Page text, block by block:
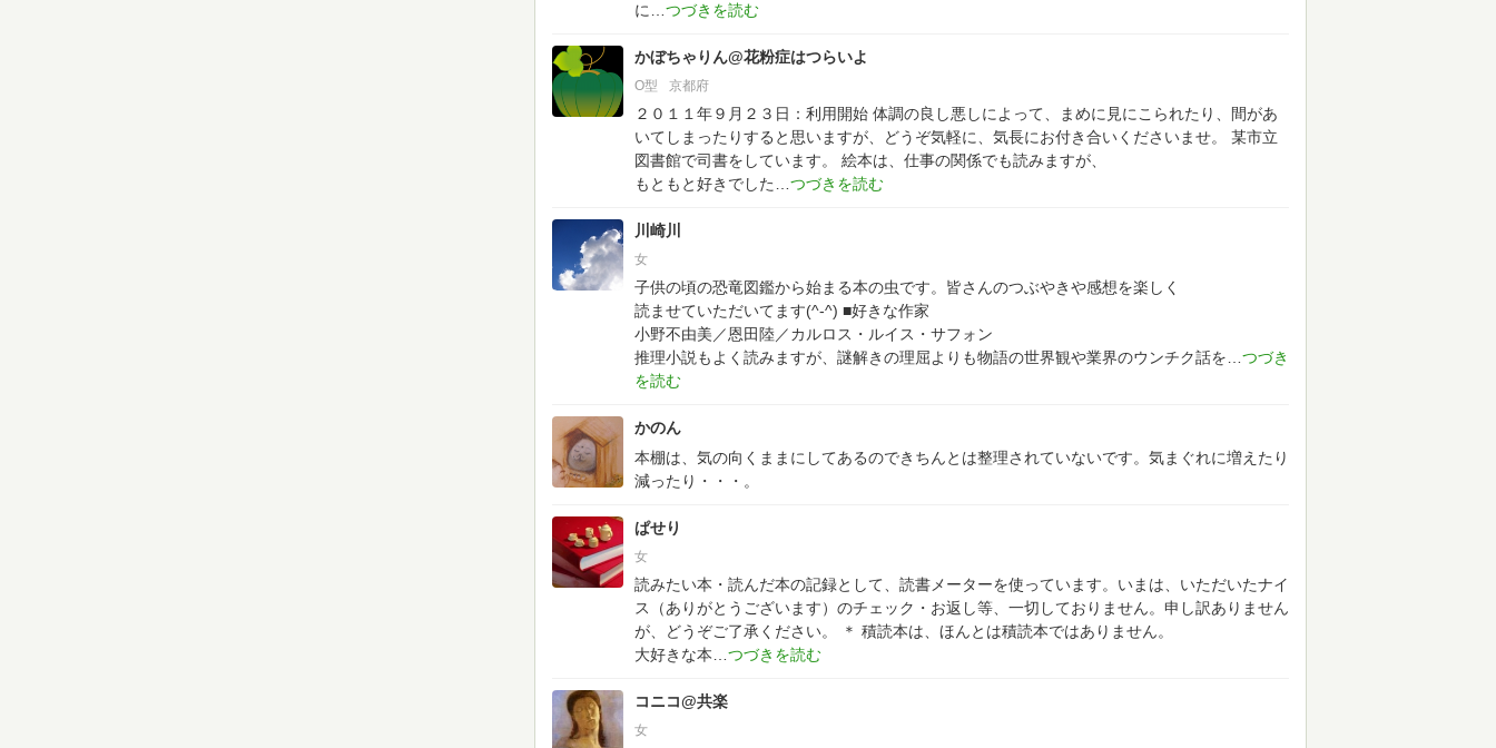
に
かぼちゃりん@花粉症はつらいよ
O型 京都府
２０１１年９月２３日：利用開始 体調の良し悪しによって、まめに見にこられたり、間があ
いてしまったりすると思いますが、どうぞ気軽に、気長にお付き合いくださいませ。
某市立
図書館で司書をしています。
絵本は、仕事の関係でも読みますが、
もともと好きでした
川崎川
女
子供の頃の恐竜図鑑から始まる本の虫です。皆さんのつぶやきや感想を楽しく
読ませていただいてます(^-^) ■好きな作家
小野不由美／恩田陸／カルロス・ルイス・サフォン
推理小説もよく読みますが、謎解きの理屈よりも物語の世界観や業界のウンチク話を
かのん
本棚は、気の向くままにしてあるのできちんとは整理されていないです。気まぐれに増えたり
減ったり・・・。
ぱせり
女
読みたい本・読んだ本の記録として、読書メーターを使っています。いまは、いただいたナイ
ス（ありがとうございます）のチェック・お返し等、一切しておりません。申し訳ありません
が、どうぞご了承ください。
＊ 積読本は、ほんとは積読本ではありません。
大好きな本
コニコ@共楽
女